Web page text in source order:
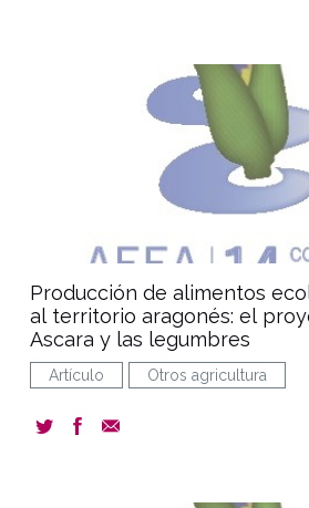
Producción de alimentos
al territorio aragonés: el
Ascara y las legumbres
Artículo Otros agricultura